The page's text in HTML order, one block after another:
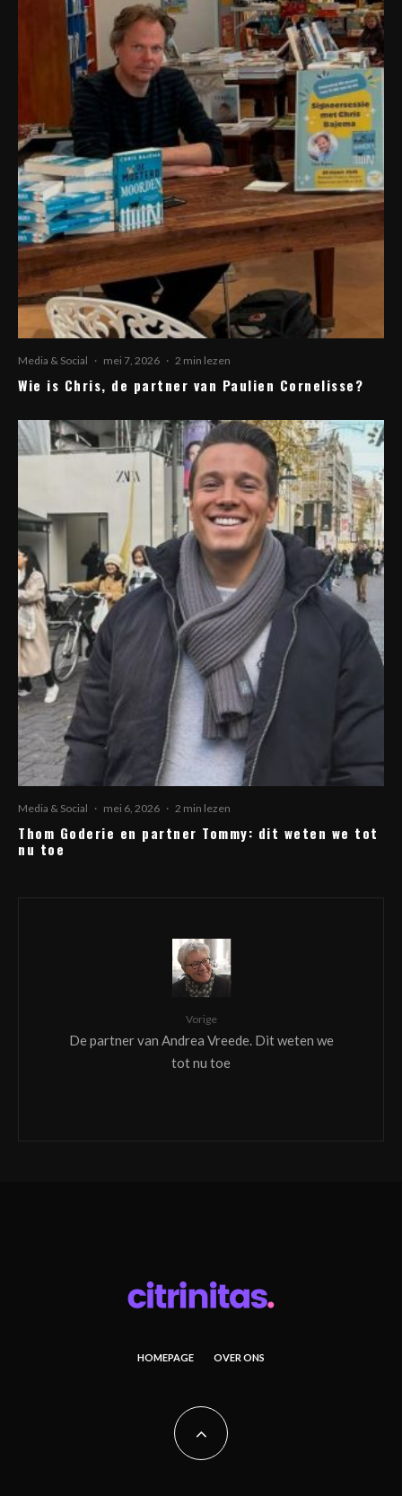
Media & Social · mei 7, 2026 · 2 min lezen
Wie is Chris, de partner van Paulien Cornelisse?
Media & Social · mei 6, 2026 · 2 min lezen
Thom Goderie en partner Tommy: dit weten we tot
nu toe
Vorige
De partner van Andrea Vreede. Dit weten we
tot nu toe
HOMEPAGE OVER ONS